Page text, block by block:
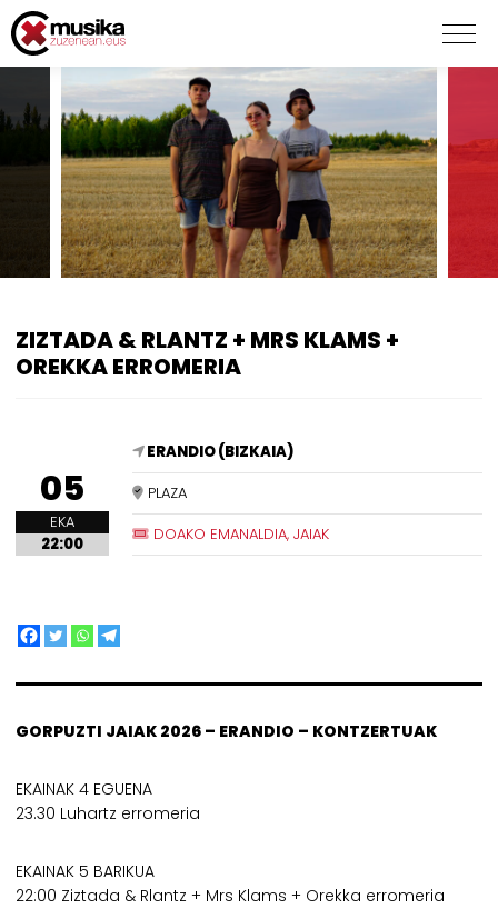
ZIZTADA & RLANTZ + MRS KLAMS +
OREKKA ERROMERIA
05
EKA
22:00
ERANDIO (BIZKAIA)
PLAZA
DOAKO EMANALDIA, JAIAK
GORPUZTI JAIAK 2026 – ERANDIO – KONTZERTUAK
EKAINAK 4 EGUENA
23.30 Luhartz erromeria
EKAINAK 5 BARIKUA
22:00 Ziztada & Rlantz + Mrs Klams + Orekka erromeria